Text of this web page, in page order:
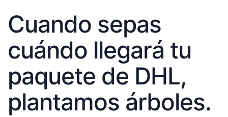
Cuando sepas
cuándo llegará tu
paquete de DHL,
plantamos árboles.